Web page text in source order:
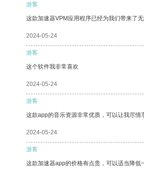
游客
这款加速器VPM应用程序已经为我们带来了
2024-05-24
游客
这个软件我非常喜欢
2024-05-24
游客
这款app的音乐资源非常优质，可以让我尽情
2024-05-24
游客
这款加速器app的价格有点贵，可以适当降低